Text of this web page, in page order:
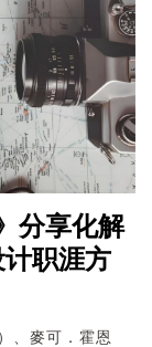
分享化解
职涯方
、麥可．霍恩